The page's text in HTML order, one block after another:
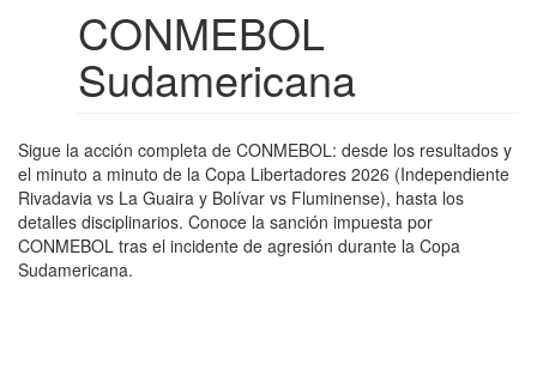
CONMEBOL
Sudamericana
Sigue la acción completa de CONMEBOL: desde los resultados y
el minuto a minuto de la Copa Libertadores 2026 (Independiente
Rivadavia vs La Guaira y Bolívar vs Fluminense), hasta los
detalles disciplinarios. Conoce la sanción impuesta por
CONMEBOL tras el incidente de agresión durante la Copa
Sudamericana.